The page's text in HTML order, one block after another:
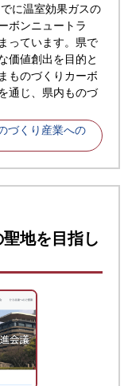
に温室効果ガスの
ボンニュートラ
っています。県で
価値創出を目的と
ものづくりカーボ
通じ、県内ものづ
づくり産業への
地を目指し